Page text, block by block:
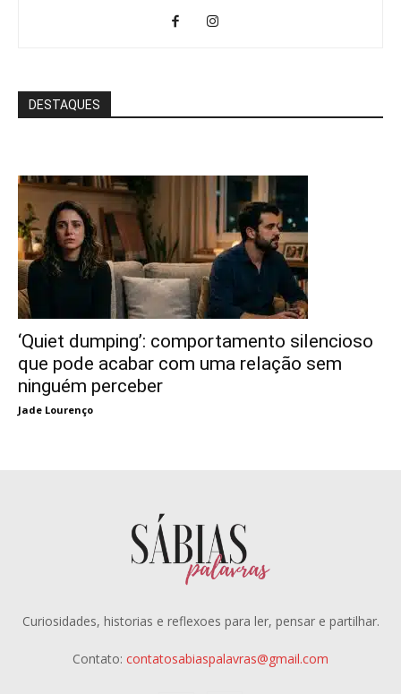
DESTAQUES
‘Quiet dumping’: comportamento silencioso
que pode acabar com uma relação sem
ninguém perceber
Jade Lourenço
Curiosidades, historias e reflexoes para ler, pensar e partilhar.
Contato: contatosabiaspalavras@gmail.com